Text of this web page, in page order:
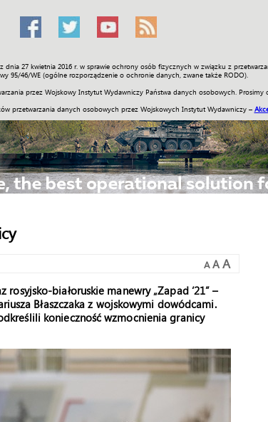
dnia 27 kwietnia 2016 r. w sprawie ochrony osób fizycznych w związku z
95/46/WE (ogólne rozporządzenie o ochronie danych, zwane także RODO).
przez Wojskowy Instytut Wydawniczy Państwa danych osobowych. Prosimy
przetwarzania danych osobowych przez Wojskowych Instytut Wydawniczy –
Sport Historia Galerie Wideo ENGLISH
A A A
białoruskie manewry „Zapad ‘21” –
Błaszczaka z wojskowymi dowódcami.
konieczność wzmocnienia granicy